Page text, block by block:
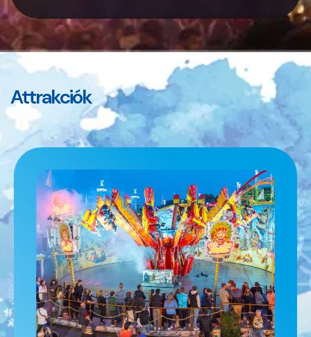
Attrakciók